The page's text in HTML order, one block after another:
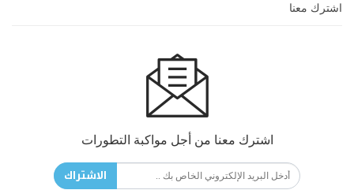
اشترك معنا
اشترك معنا من أجل مواكبة التطورات
الاشتراك